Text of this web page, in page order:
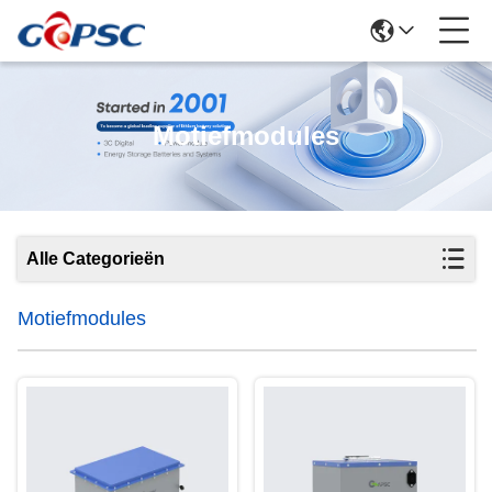
Motiefmodules
Alle Categorieën
Motiefmodules